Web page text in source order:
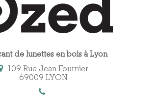
de lunettes en bois à Lyon
109 Rue Jean Fournier
69009 LYON